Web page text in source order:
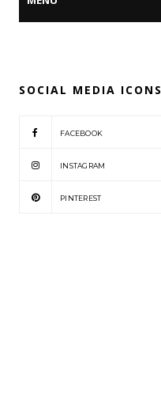
SOCIAL MEDIA ICONS
FACEBOOK
INSTAGRAM
PINTEREST